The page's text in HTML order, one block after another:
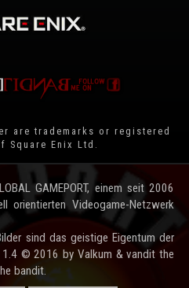
are trademarks or registered
Square Enix Ltd.
GAMEPORT, einem seit 2006
orientierten Videogame-Netzwerk
sind das geistige Eigentum der
1.4 © 2016 by Valkum & vandit the
bandit.